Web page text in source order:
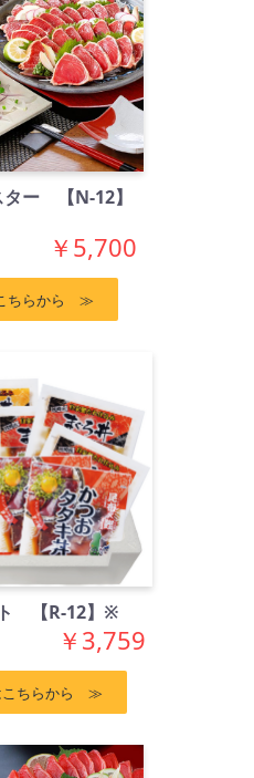
ー 【N-12】
￥5,700
ちらから ≫
【R-12】※
￥3,759
こちらから ≫